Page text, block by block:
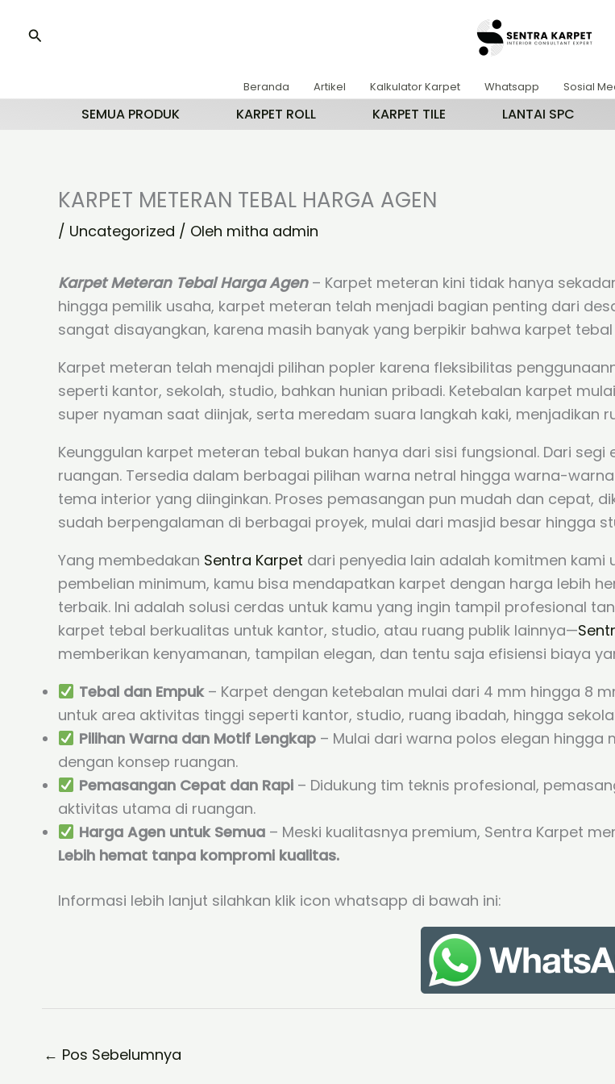
Cari
Beranda Artikel Kalkulator Karpet Whatsapp Sosial
SEMUA PRODUK KARPET ROLL KARPET TILE LANTAI SPC
KARPET METERAN TEBAL HARGA AGEN
/ Uncategorized / Oleh mitha admin
Karpet Meteran Tebal Harga Agen– Karpet meteran kini tidak hanya
hingga pemilik usaha, karpet meteran telah menjadi bagian penting dari
sangat disayangkan, karena masih banyak yang berpikir bahwa karpet
Karpet meteran telah menajdi pilihan popler karena fleksibilitas
seperti kantor, sekolah, studio, bahkan hunian pribadi. Ketebalan karpet
super nyaman saat diinjak, serta meredam suara langkah kaki, menjadikan
Keunggulan karpet meteran tebal bukan hanya dari sisi fungsional. Dari
ruangan. Tersedia dalam berbagai pilihan warna netral hingga warna-
tema interior yang diinginkan. Proses pemasangan pun mudah dan cepat,
sudah berpengalaman di berbagai proyek, mulai dari masjid besar hingga
Yang membedakan Sentra Karpet dari penyedia lain adalah komitmen kami
pembelian minimum, kamu bisa mendapatkan karpet dengan harga lebih
terbaik. Ini adalah solusi cerdas untuk kamu yang ingin tampil profesional
karpet tebal berkualitas untuk kantor, studio, atau ruang publik lainnya—
memberikan kenyamanan, tampilan elegan, dan tentu saja efisiensi biaya
Tebal dan Empuk– Karpet dengan ketebalan mulai dari 4 mm hingga 8
untuk area aktivitas tinggi seperti kantor, studio, ruang ibadah, hingga
Pilihan Warna dan Motif Lengkap– Mulai dari warna polos elegan
dengan konsep ruangan.
Pemasangan Cepat dan Rapi– Didukung tim teknis profesional,
aktivitas utama di ruangan.
Harga Agen untuk Semua– Meski kualitasnya premium, Sentra Karpet
Lebih hemat tanpa kompromi kualitas.
Informasi lebih lanjut silahkan klik icon whatsapp di bawah ini:
← Pos Sebelumnya